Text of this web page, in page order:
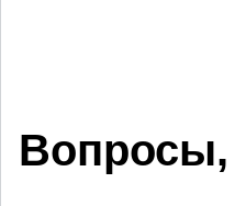
Вопросы,